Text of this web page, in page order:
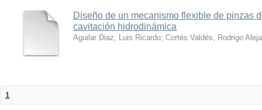
Diseño de un mecanismo flexible de pinzas
cavitación hidrodinámica
Aguilar Diaz, Luis Ricardo; Cortés Valdés, Rodrigo
1